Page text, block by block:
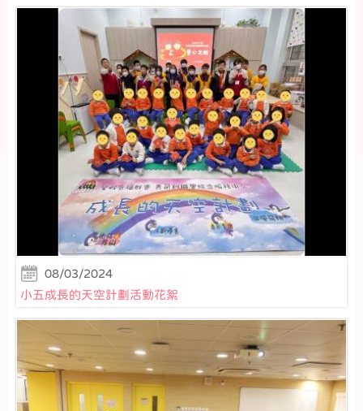
08/03/2024
小五成長的天空計劃活動花絮